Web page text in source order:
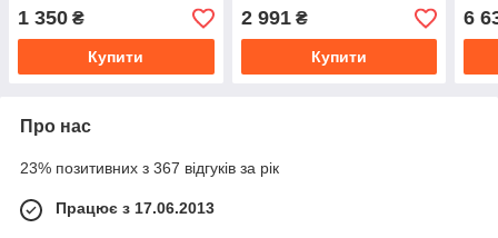
1 350 ₴
Купити
2 991₴
Купити
6
Про нас
23% позитивних з 367 відгуків за рік
Працює з 17.06.2013